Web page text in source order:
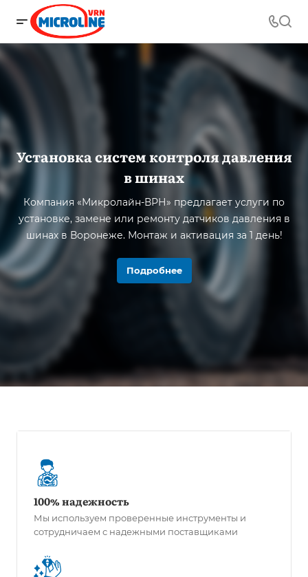
Установка систем контроля давления
в шинах
Компания «Микролайн-ВРН» предлагает услуги по
установке, замене или ремонту датчиков давления в
шинах в Воронеже. Монтаж и активация за 1 день!
Подробнее
100% надежность
Мы используем проверенные инструменты и
сотрудничаем с надежными поставщиками